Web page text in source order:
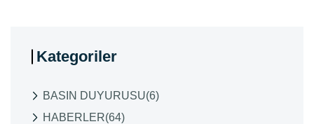
Kategoriler
BASIN DUYURUSU(6)
HABERLER(64)